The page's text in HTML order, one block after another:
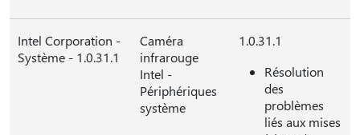
Intel Corporation -
Système - 1.0.31.1
Caméra
infrarouge
Intel -
Périphériques
système
1.0.31.1
Résolution
des
problèmes
liés aux mises